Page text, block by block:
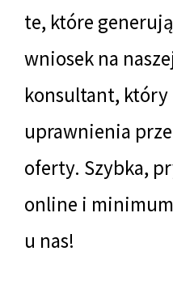
te, które
wniosek na
konsultant, który
uprawnienia
oferty. Szybka,
online i
u nas!